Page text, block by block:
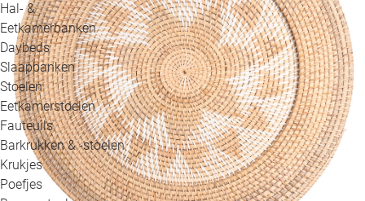
Hal- &
Eetkamerbanken
Daybeds
Slaapbanken
Stoelen
Eetkamerstoelen
Fauteuils
Barkrukken & -stoelen
Krukjes
Poefjes